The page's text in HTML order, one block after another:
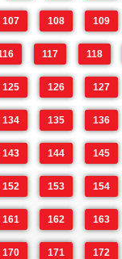
107 108 109
117 118
125 126 127
134 135 136
143 144 145
152 153 154
161 162 163
170 171 172